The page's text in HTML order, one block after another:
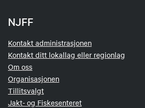
48145760
Send epost
Kristian Ingvar
Leder hagleutvalg
NJFF
Kontakt administrasjonen
Kontakt ditt lokallag eller regionlag
Om oss
Organisasjonen
Tillitsvalgt
Jakt- og Fiskesenteret